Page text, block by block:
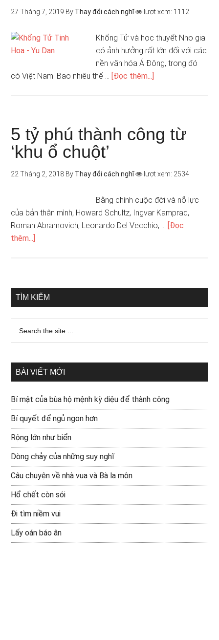
27 Tháng 7, 2019 By Thay đổi cách nghĩ lượt xem: 1112
Khổng Tử và học thuyết Nho gia
có ảnh hưởng rất lớn đối với các
nền văn hóa Á Đông, trong đó
có Việt Nam. Bao nhiêu thế … [Đọc thêm...]
5 tỷ phú thành công từ
‘khu ổ chuột’
22 Tháng 2, 2018 By Thay đổi cách nghĩ lượt xem: 2534
Bằng chính cuộc đời và nỗ lực
của bản thân mình, Howard Schultz, Ingvar Kamprad,
Roman Abramovich, Leonardo Del Vecchio, … [Đọc
thêm...]
TÌM KIẾM
BÀI VIẾT MỚI
Bí mật của bùa hộ mệnh kỳ diệu để thành công
Bí quyết để ngủ ngon hơn
Rộng lớn như biển
Dòng chảy của những suy nghĩ
Câu chuyện về nhà vua và Bà la môn
Hổ chết còn sói
Đi tìm niềm vui
Lấy oán báo ân